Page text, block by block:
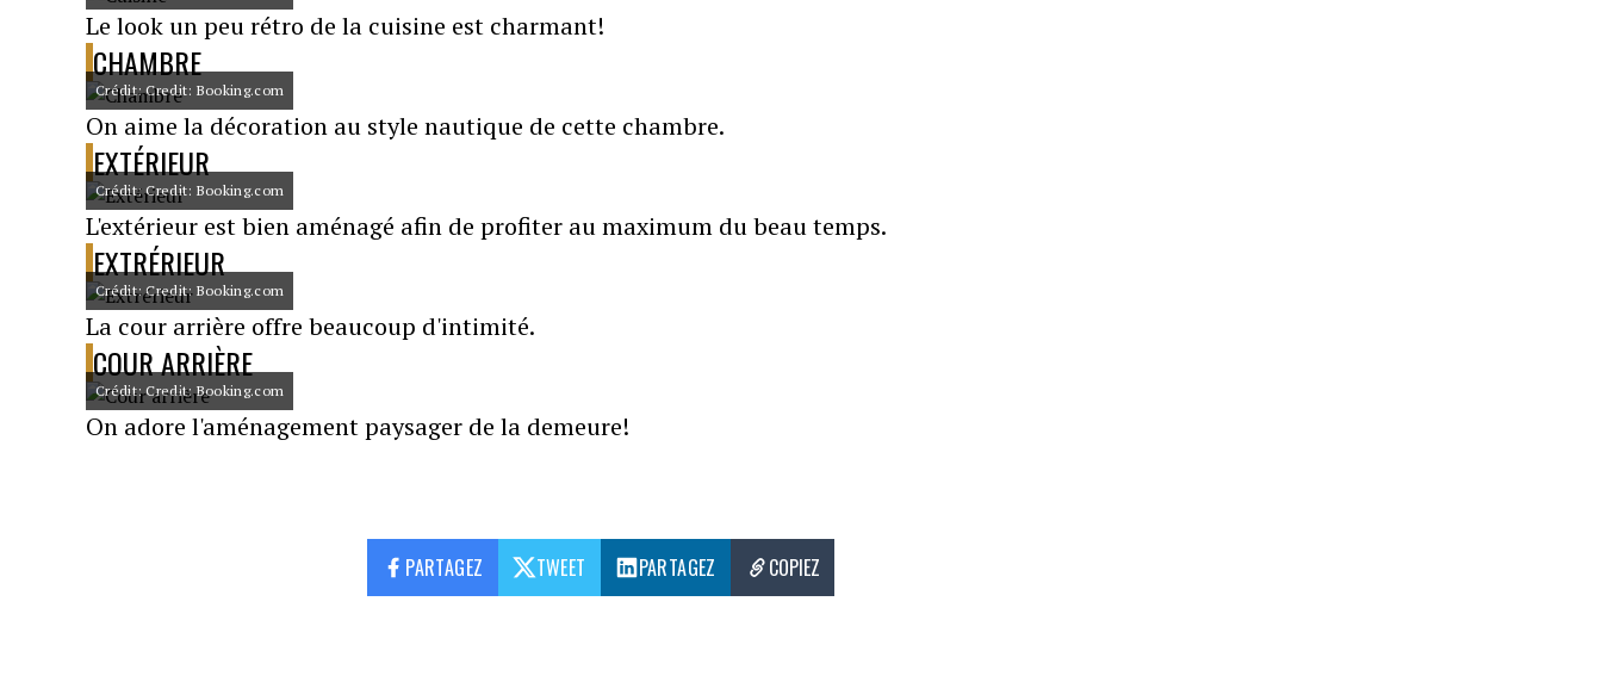
Le look un peu rétro de la cuisine est charmant!
CHAMBRE
Crédit: Credit: Booking.com
On aime la décoration au style nautique de cette chambre.
EXTÉRIEUR
Crédit: Credit: Booking.com
L'extérieur est bien aménagé afin de profiter au maximum du beau temps.
EXTRÉRIEUR
Crédit: Credit: Booking.com
La cour arrière offre beaucoup d'intimité.
COUR ARRIÈRE
Crédit: Credit: Booking.com
On adore l'aménagement paysager de la demeure!
PARTAGEZ TWEET PARTAGEZ COPIEZ